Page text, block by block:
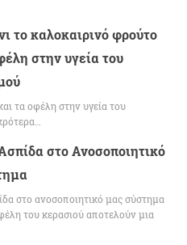
το καλοκαιρινό φρούτο
στην υγεία του
τα οφέλη στην υγεία του
στο Ανοσοποιητικό
στο ανοσοποιητικό μας σύστημα
του κερασιού αποτελούν μια